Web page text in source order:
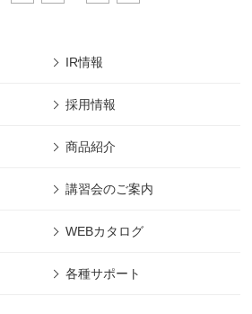
IR情報
採用情報
商品紹介
講習会のご案内
WEBカタログ
各種サポート